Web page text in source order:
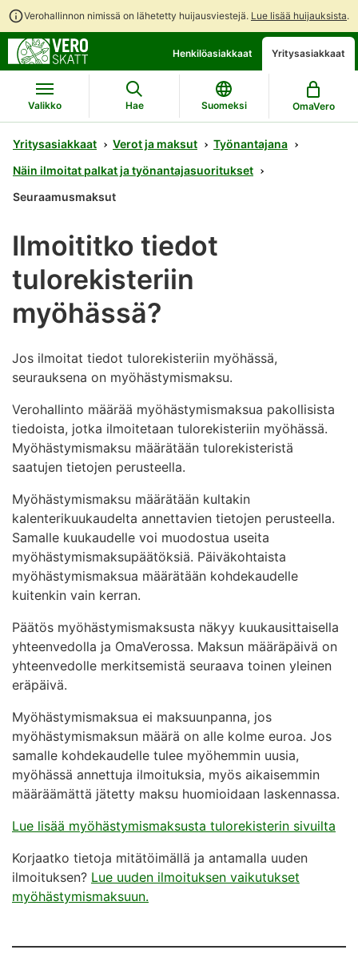
Verohallinnon nimissä on lähetetty huijausviestejä. Lue lisää huijauksista.
suoraan
sisältöön
koko
sivuston
hakuun
Henkilöasiakkaat Yritysasiakkaat
Valikko Hae Suomeksi OmaVero
Yritysasiakkaat Verot ja maksut
Työnantajana
Näin ilmoitat palkat ja työnantajasuoritukset
Seuraamusmaksut
Ilmoititko tiedot
tulorekisteriin
myöhässä?
Jos ilmoitat tiedot tulorekisteriin myöhässä,
seurauksena on myöhästymismaksu.
Verohallinto määrää myöhästymismaksua pakollisista
tiedoista, jotka ilmoitetaan tulorekisteriin myöhässä.
Myöhästymismaksu määrätään tulorekisteristä
saatujen tietojen perusteella.
Myöhästymismaksu määrätään kultakin
kalenterikuukaudelta annettavien tietojen perusteella.
Samalle kuukaudelle voi muodostua useita
myöhästymismaksupäätöksiä. Päiväkohtaista
myöhästymismaksua määrätään kohdekaudelle
kuitenkin vain kerran.
Päätös myöhästymismaksusta näkyy kuukausittaisella
yhteenvedolla ja OmaVerossa. Maksun määräpäivä on
yhteenvedolle merkitsemistä seuraava toinen yleinen
eräpäivä.
Myöhästymismaksua ei maksuunpanna, jos
myöhästymismaksun määrä on alle kolme euroa. Jos
samalle kohdekaudelle tulee myöhemmin uusia,
myöhässä annettuja ilmoituksia, myös aikaisemmin
määräämättä jätetty maksu huomioidaan laskennassa.
Lue lisää myöhästymismaksusta tulorekisterin sivuilta
Korjaatko tietoja mitätöimällä ja antamalla uuden
ilmoituksen? Lue uuden ilmoituksen vaikutukset
myöhästymismaksuun.